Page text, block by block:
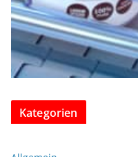
Kategorien